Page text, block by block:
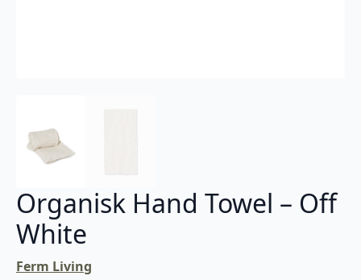
Organisk Hand Towel – Off
White
Ferm Living